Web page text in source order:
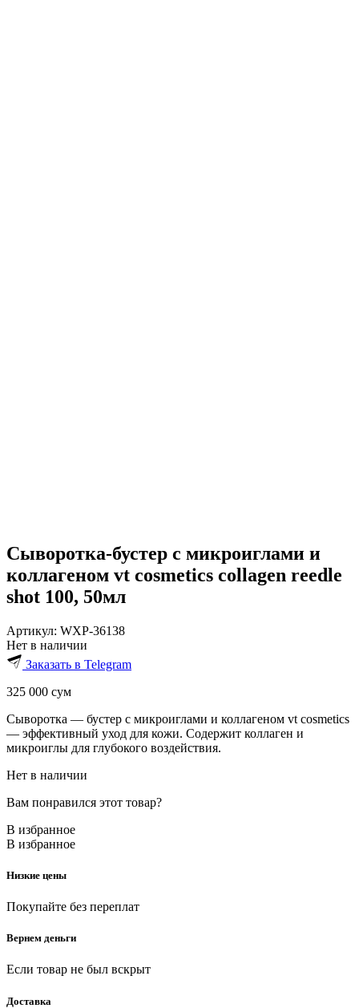
Сыворотка-бустер с микроиглами и
коллагеном vt cosmetics collagen reedle
shot 100, 50мл
Артикул: WXP-36138
Нет в наличии
Заказать в Telegram
325 000 сум
Сыворотка — бустер с микроиглами и коллагеном vt cosmetics
— эффективный уход для кожи. Содержит коллаген и
микроиглы для глубокого воздействия.
Нет в наличии
Вам понравился этот товар?
В избранное
В избранное
Низкие цены
Покупайте без переплат
Вернем деньги
Если товар не был вскрыт
Доставка